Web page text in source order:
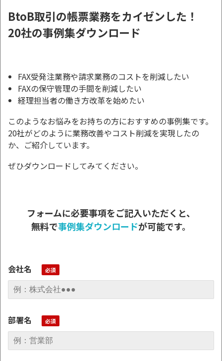
BtoB取引の帳票業務をカイゼンした！
20社の事例集ダウンロード
FAX受発注業務や請求業務のコストを削減したい
FAXの保守管理の手間を削減したい
経理担当者の働き方改革を始めたい
このようなお悩みをお持ちの方におすすめの事例集です。
20社がどのように業務改善やコスト削減を実現したの
か、ご紹介しています。
ぜひダウンロードしてみてください。
フォームに必要事項をご記入いただくと、
無料で事例集ダウンロードが可能です。
会社名
部署名